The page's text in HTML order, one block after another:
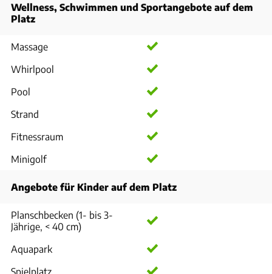
Wellness, Schwimmen und Sportangebote auf dem
Platz
Massage
Whirlpool
Pool
Strand
Fitnessraum
Minigolf
Angebote für Kinder auf dem Platz
Planschbecken (1- bis 3-
Jährige, < 40 cm)
Aquapark
Spielplatz